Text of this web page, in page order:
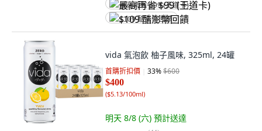
最高再省 $99 (王道卡)
$109 酷澎幣回饋
vida 氣泡飲 柚子風味, 325ml, 24罐
首購折扣價 33%$600
$400
($5.13/100ml)
明天 8/8 (六) 預計送達